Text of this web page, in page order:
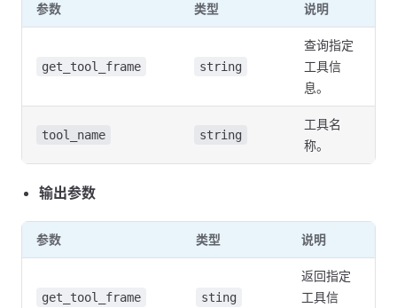
参数 类型 说明
get_tool_frame string
查询指定
工具信
息。
tool_name string
工具名
称。
输出参数
参数 类型 说明
get_tool_frame sting
返回指定
工具信